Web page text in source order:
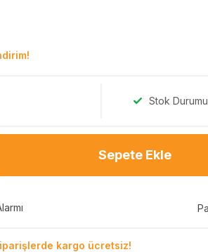
Stok
Sepete Ekle
kargo ücretsiz!